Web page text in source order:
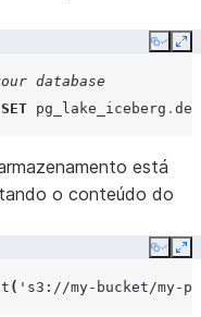
Copy
database
SET pg_lake_iceberg .
está
o conteúdo do
Copy
( 's3://my-bucket/my-